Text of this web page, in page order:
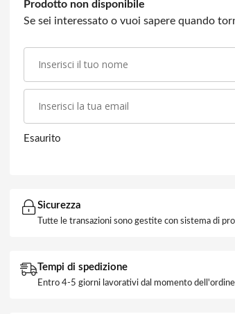
Prodotto non disponibile
Se sei interessato o vuoi sapere quando
Esaurito
Sicurezza
Tutte le transazioni sono gestite con sistema di
Tempi di spedizione
Entro 4-5 giorni lavorativi dal momento